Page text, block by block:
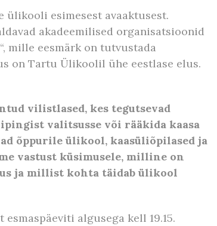
ülikooli esimesest avaaktusest.
akadeemilised organisatsioonid
mille eesmärk on tutvustada
on Tartu Ülikoolil ühe eestlase elus.
vilistlased, kes tegutsevad
valitsusse või rääkida kaasa
õppurile ülikool, kaasüliõpilased ja
vastust küsimusele, milline on
ja millist kohta täidab ülikool
algusega kell 19.15.